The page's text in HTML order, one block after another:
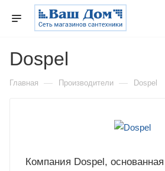
Dospel
Главная — Производители — Dospel
Компания Dospel,